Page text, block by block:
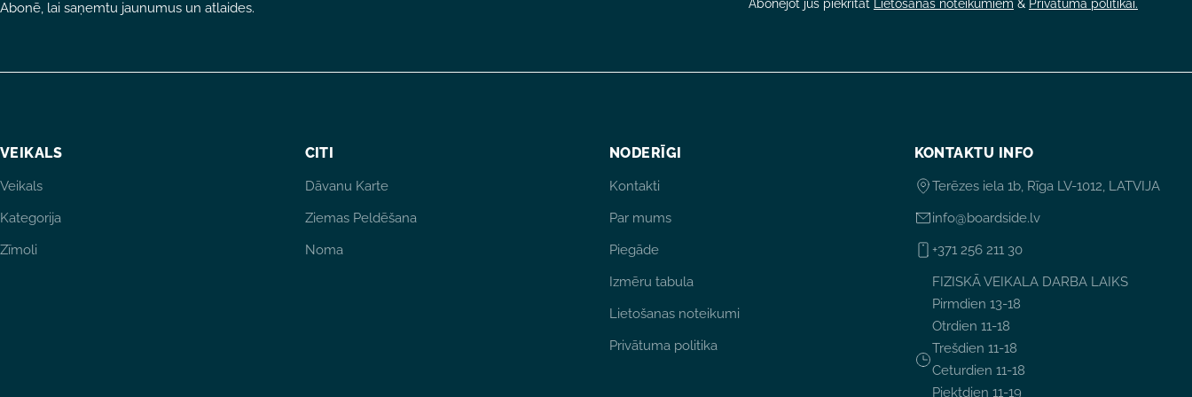
Abonē, lai saņemtu jaunumus un atlaides. Abonējot jūs piekrītat Lietošanas noteikumiem & Privātuma politikai.
VEIKALS
Veikals
Kategorija
Zīmoli
CITI
Dāvanu Karte
Ziemas Peldēšana
Noma
NODERĪGI
Kontakti
Par mums
Piegāde
Izmēru tabula
Lietošanas noteikumi
Privātuma politika
KONTAKTU INFO
Terēzes iela 1b, Rīga LV-1012, LATVIJA
info@boardside.lv
+371 256 211 30
FIZISKĀ VEIKALA DARBA LAIKS
Pirmdien 13-18
Otrdien 11-18
Trešdien 11-18
Ceturdien 11-18
Piektdien 11-19